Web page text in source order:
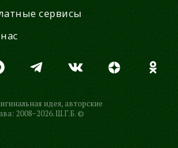
сервисы
идея, авторские
2008−2026. Ш.Г.Б. ©